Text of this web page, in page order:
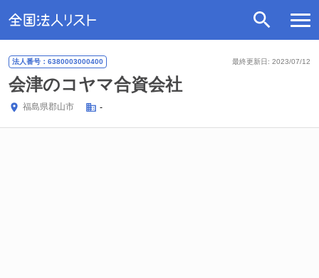
最終更新日: 2023/07/12
法人番号：6380003000400
会津のコヤマ合資会社
福島県郡山市 -